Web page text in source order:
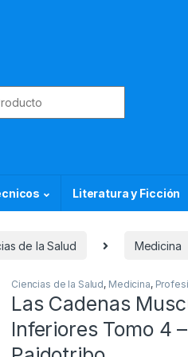
Literatura y Ficción
de la Salud Medicina
Ciencias de la Salud, Medicina,
Las Cadenas
Inferiores Tomo 4